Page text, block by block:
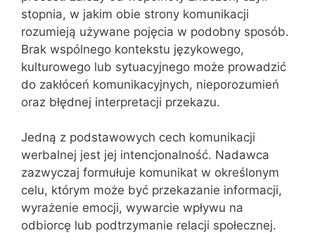
stopnia, w jakim obie strony komunikacji
rozumieją używane pojęcia w podobny sposób.
Brak wspólnego kontekstu językowego,
kulturowego lub sytuacyjnego może prowadzić
do zakłóceń komunikacyjnych, nieporozumień
oraz błędnej interpretacji przekazu.
Jedną z podstawowych cech komunikacji
werbalnej jest jej intencjonalność. Nadawca
zazwyczaj formułuje komunikat w określonym
celu, którym może być przekazanie informacji,
wyrażenie emocji, wywarcie wpływu na
odbiorcę lub podtrzymanie relacji społecznej.